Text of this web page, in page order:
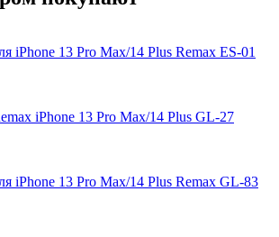
iPhone 13 Pro Max/14 Plus Remax ES-01
iPhone 13 Pro Max/14 Plus GL-27
iPhone 13 Pro Max/14 Plus Remax GL-83